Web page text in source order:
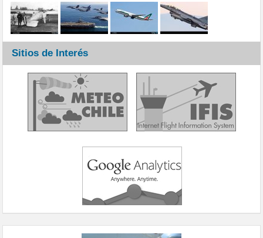
Sitios de Interés